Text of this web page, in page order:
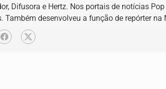
Difusora e Hertz. Nos portais de notícias
Também desenvolveu a função de repórter na